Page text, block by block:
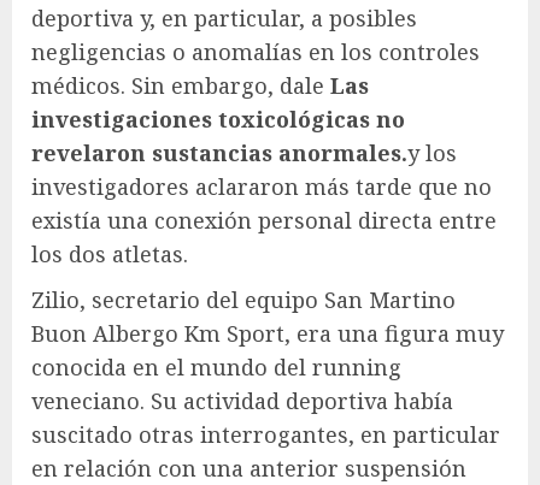
deportiva y, en particular, a posibles
negligencias o anomalías en los controles
médicos. Sin embargo, dale Las
investigaciones toxicológicas no
revelaron sustancias anormales.y los
investigadores aclararon más tarde que no
existía una conexión personal directa entre
los dos atletas.
Zilio, secretario del equipo San Martino
Buon Albergo Km Sport, era una figura muy
conocida en el mundo del running
veneciano. Su actividad deportiva había
suscitado otras interrogantes, en particular
en relación con una anterior suspensión